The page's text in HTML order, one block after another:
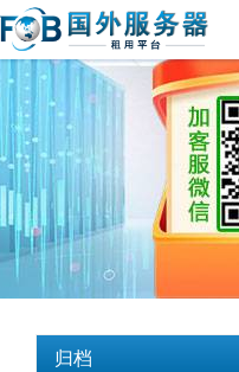
归档